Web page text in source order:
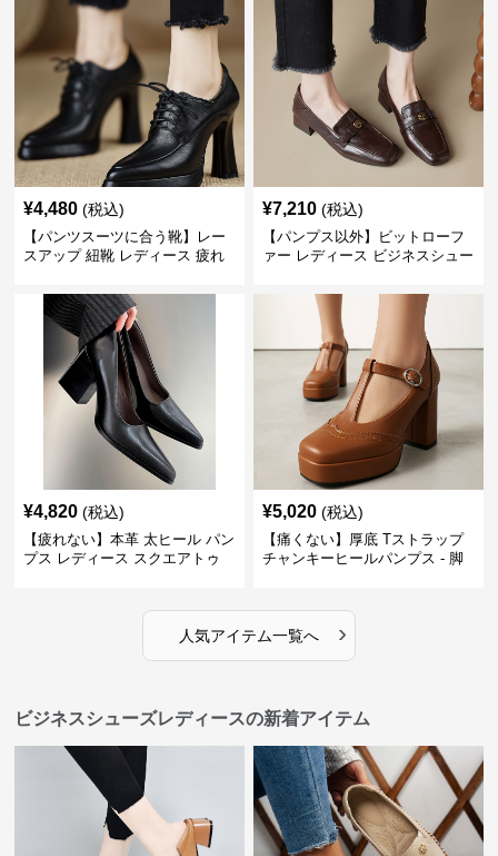
¥4,480 (税込)
【パンツスーツに合う靴】レー
スアップ 紐靴 レディース 疲れ
ビジネスシューズ
¥7,210 (税込)
【パンプス以外】ビットローフ
ァー レディース ビジネスシュー
トゥ 疲れない スーツ
¥4,820 (税込)
【疲れない】本革 太ヒール パン
プス レディース スクエアトゥ
¥5,020 (税込)
【痛くない】厚底 Tストラップ
チャンキーヒールパンプス - 脚
人気アイテム一覧へ ›
ビジネスシューズレディースの新着アイテム